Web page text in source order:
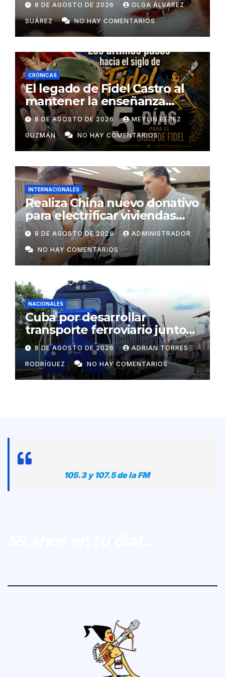
8 DE AGOSTO DE 2026 OLGA ÁLVAREZ
SUÁREZ NO HAY COMENTARIOS
CRÓNICAS
El legado de Fidel Castro al
mantener la enseñanza
como un derecho universal
8 DE AGOSTO DE 2026 MEYLIN PÉREZ
GUZMÁN NO HAY COMENTARIOS
INTERNACIONALES
Realiza China nuevo donativo
para electrificar viviendas
rurales aisladas y garantizar
respaldo energético a
centros vitales
8 DE AGOSTO DE 2026 ADMINISTRADOR
NO HAY COMENTARIOS
NACIONALES
Cuba por desarrollar
transporte ferroviario junto
con Rusia
8 DE AGOSTO DE 2026 ADRIAN TORRES
RODRÍGUEZ NO HAY COMENTARIOS
105.3 y 107.5 de la FM